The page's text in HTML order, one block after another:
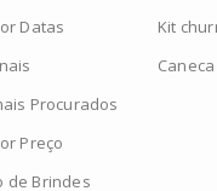
Datas
Procurados
Preço
de Brindes
Kit
Caneca